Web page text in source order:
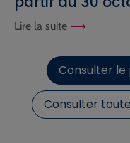
Lire la suite
Consulter le
Consulter